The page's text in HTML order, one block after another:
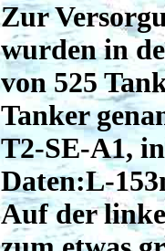
Zur
wurden in
von 525
Tanker
T2-SE-A1,
Daten:L-
Auf der